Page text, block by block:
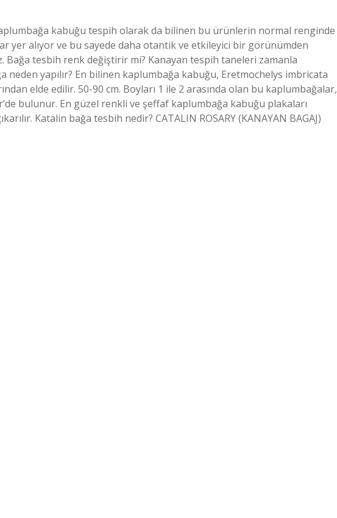
kabuğu tespih olarak da bilinen bu ürünlerin normal renginde
yer alıyor ve bu sayede daha otantik ve etkileyici bir görünümden
Bağa tesbih renk değiştirir mi? Kanayan tespih taneleri zamanla
neden yapılır? En bilinen kaplumbağa kabuğu, Eretmochelys imbricata
elde edilir. 50-90 cm. Boyları 1 ile 2 arasında olan bu kaplumbağalar,
bulunur. En güzel renkli ve şeffaf kaplumbağa kabuğu plakaları
Katalin bağa tesbih nedir? CATALIN ROSARY (KANAYAN BAGAJ)